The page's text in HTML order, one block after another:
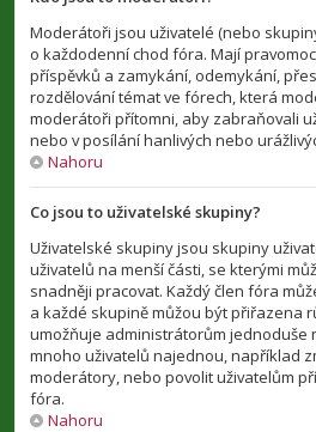
Moderátoři jsou uživatelé (nebo
o každodenní chod fóra. Mají
příspěvků a zamykání, odemykání,
rozdělování témat ve fórech, která
moderátoři přítomni, aby zabraňovali
nebo v posílání hanlivých nebo
Nahoru
Co jsou to uživatelské skupiny?
Uživatelské skupiny jsou skupiny
uživatelů na menší části, se kterými
snadněji pracovat. Každý člen fóra
a každé skupině můžou být přiřazena
umožňuje administrátorům jednoduše
mnoho uživatelů najednou, například
moderátory, nebo povolit uživatelům
fóra.
Nahoru